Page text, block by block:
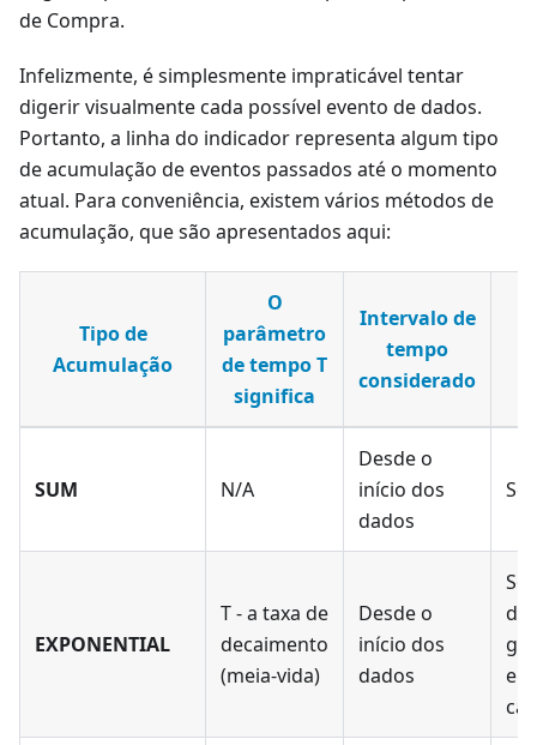
de Compra.
Infelizmente, é simplesmente impraticável tentar
digerir visualmente cada possível evento de dados.
Portanto, a linha do indicador representa algum tipo
de acumulação de eventos passados até o momento
atual. Para conveniência, existem vários métodos de
acumulação, que são apresentados aqui:
Tipo de
Acumulação
O
parâmetro
de tempo T
significa
Intervalo de
tempo
considerado
SUM N/A
Desde o
início dos
dados
EXPONENTIAL
T - a taxa de
decaimento
(meia-vida)
Desde o
início dos
dados